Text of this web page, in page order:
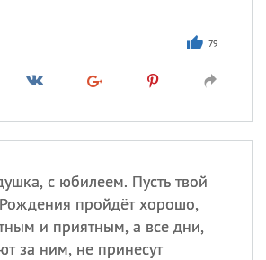
79
с юбилеем. Пусть твой
пройдёт хорошо,
и приятным, а все дни,
за ним, не принесут